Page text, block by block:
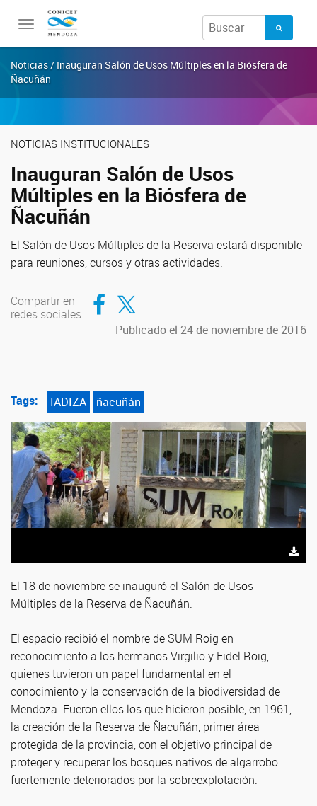
Toggle
navigation
Noticias / Inauguran Salón de Usos Múltiples en la Biósfera de
Ñacuñán
NOTICIAS INSTITUCIONALES
Inauguran Salón de Usos
Múltiples en la Biósfera de
Ñacuñán
El Salón de Usos Múltiples de la Reserva estará disponible
para reuniones, cursos y otras actividades.
Compartir en
redes sociales
Compartir en Facebook
Compartir en Twitter
Publicado el 24 de noviembre de 2016
Tags: IADIZA ñacuñán
El 18 de noviembre se inauguró el Salón de Usos
Múltiples de la Reserva de Ñacuñán.
El espacio recibió el nombre de SUM Roig en
reconocimiento a los hermanos Virgilio y Fidel Roig,
quienes tuvieron un papel fundamental en el
conocimiento y la conservación de la biodiversidad de
Mendoza. Fueron ellos los que hicieron posible, en 1961,
la creación de la Reserva de Ñacuñán, primer área
protegida de la provincia, con el objetivo principal de
proteger y recuperar los bosques nativos de algarrobo
fuertemente deteriorados por la sobreexplotación.